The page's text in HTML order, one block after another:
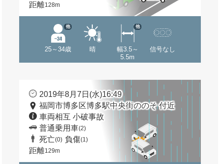
距離128m
25～34歳
他
晴
幅3.5～
5.5m
他
信号なし
2019年8月7日(水)16:49
福岡市博多区博多駅中央街ののそ 付近
車両相互 小破事故
普通乗用車(2)
死亡(0) 負傷(1)
距離129m